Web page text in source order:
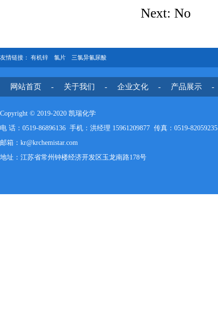
Next: No
友情链接： 有机锌 氯片 三氯异氰尿酸
-
网站首页 -
关于我们 -
企业文化 -
产品展示
Copyright © 2019-2020 凯瑞化学
电 话：0519-86896136 手机：洪经理 15961209877 传真：0519-82059235
邮箱：kr@krchemistar.com
地址：江苏省常州钟楼经济开发区玉龙南路178号